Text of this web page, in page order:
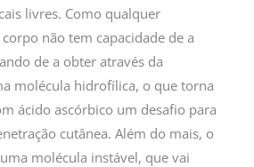
livres. Como qualquer
não tem capacidade de a
de a obter através da
molécula hidrofílica, o que torna
ácido ascórbico um desafio para
cutânea. Além do mais, o
molécula instável, que vai